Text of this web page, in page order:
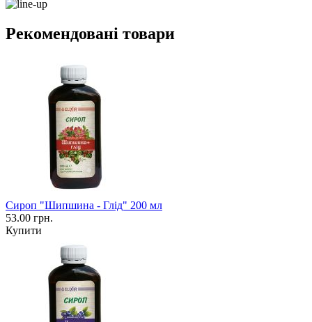
Рекомендовані товари
Сироп "Шипшина - Глід" 200 мл
53.00 грн.
Купити